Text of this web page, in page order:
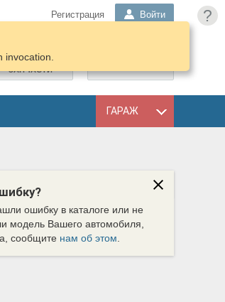
?
Регистрация Войти
ПОДОБРАТЬ
ЗАПЧАСТИ
ГАРАЖ
ошибку в каталоге или не
модель Вашего автомобиля,
сообщите нам об этом